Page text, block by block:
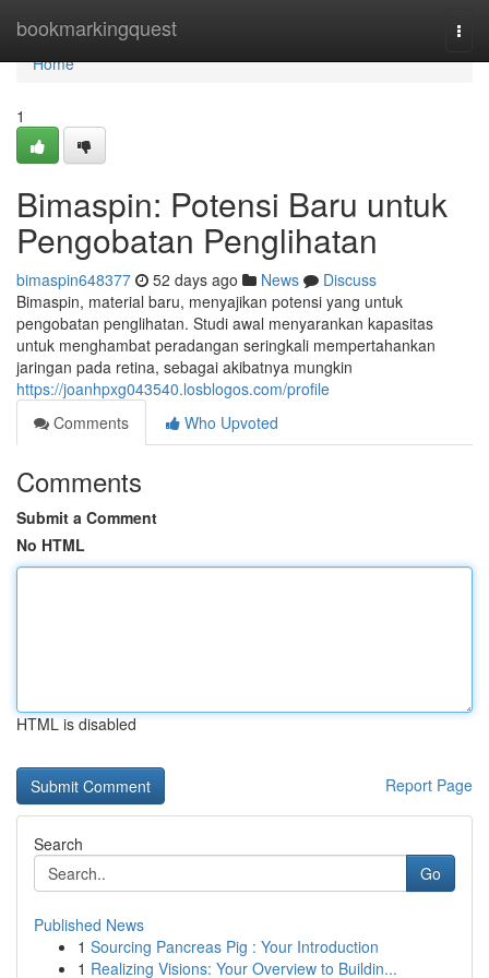
bookmarkingquest
Home
Home
1
Bimaspin: Potensi Baru untuk
Pengobatan Penglihatan
bimaspin648377 52 days ago News
Discuss
Bimaspin, material baru, menyajikan potensi yang untuk
pengobatan penglihatan. Studi awal menyarankan kapasitas
untuk menghambat peradangan seringkali mempertahankan
jaringan pada retina, sebagai akibatnya mungkin
https://joanhpxg043540.losblogos.com/profile
Comments
Who Upvoted
Comments
Submit a Comment
No HTML
HTML is disabled
Report Page
Search
Go
Published News
1 Sourcing Pancreas Pig : Your Introduction
1 Realizing Visions: Your Overview to Buildin...